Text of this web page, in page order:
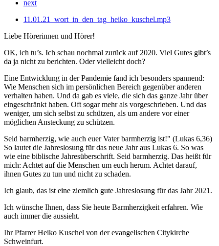
next
11.01.21_wort_in_den_tag_heiko_kuschel.mp3
Liebe Hörerinnen und Hörer!
OK, ich tu’s. Ich schau nochmal zurück auf 2020. Viel Gutes gibt’s
da ja nicht zu berichten. Oder vielleicht doch?
Eine Entwicklung in der Pandemie fand ich besonders spannend:
Wie Menschen sich im persönlichen Bereich gegenüber anderen
verhalten haben. Und da gab es viele, die sich das ganze Jahr über
eingeschränkt haben. Oft sogar mehr als vorgeschrieben. Und das
weniger, um sich selbst zu schützen, als um andere vor einer
möglichen Ansteckung zu schützen.
Seid barmherzig, wie auch euer Vater barmherzig ist!" (Lukas 6,36)
So lautet die Jahreslosung für das neue Jahr aus Lukas 6. So was
wie eine biblische Jahresüberschrift. Seid barmherzig. Das heißt für
mich: Achtet auf die Menschen um euch herum. Achtet darauf,
ihnen Gutes zu tun und nicht zu schaden.
Ich glaub, das ist eine ziemlich gute Jahreslosung für das Jahr 2021.
Ich wünsche Ihnen, dass Sie heute Barmherzigkeit erfahren. Wie
auch immer die aussieht.
Ihr Pfarrer Heiko Kuschel von der evangelischen Citykirche
Schweinfurt.